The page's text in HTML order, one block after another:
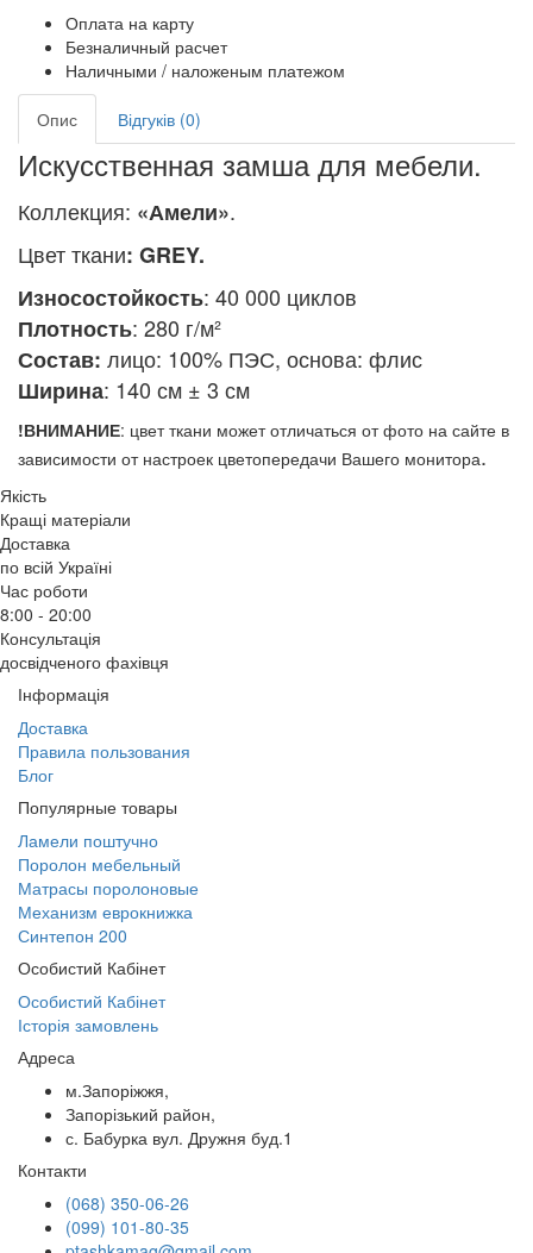
Оплата на карту
Безналичный расчет
Наличными / наложеным платежом
Опис Відгуків (0)
Искусственная замша для мебели.
Коллекция: «Амели».
Цветткани: GREY.
Износостойкость: 40 000 циклов
Плотность: 280 г/м²
Состав: лицо: 100% ПЭС, основа: флис
Ширина: 140 см ± 3 см
!ВНИМАНИЕ: цвет ткани может отличаться от фото на сайте в
зависимости от настроек цветопередачи Вашего монитора.
Якість
Кращі матеріали
Доставка
по всій Україні
Час роботи
8:00 - 20:00
Консультація
досвідченого фахівця
Інформація
Доставка
Правила пользования
Блог
Популярные товары
Ламели поштучно
Поролон мебельный
Матрасы поролоновые
Механизм еврокнижка
Синтепон 200
Особистий Кабінет
Особистий Кабінет
Історія замовлень
Адреса
м.Запоріжжя,
Запорізький район,
с. Бабурка вул. Дружня буд.1
Контакти
(068) 350-06-26
(099) 101-80-35